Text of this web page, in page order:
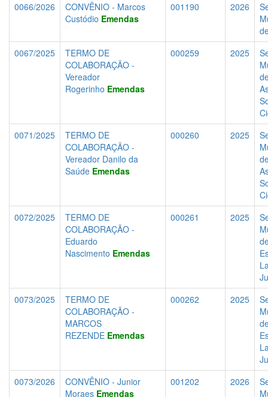
0066/2026
CONVÊNIO - Marcos
Custódio Emendas
001190 2026
0067/2025
TERMO DE
COLABORAÇÃO -
Vereador
Rogerinho Emendas
000259 2025
0071/2025
TERMO DE
COLABORAÇÃO -
Vereador Danilo da
Saúde Emendas
000260 2025
0072/2025
TERMO DE
COLABORAÇÃO -
Eduardo
Nascimento Emendas
000261 2025
0073/2025
TERMO DE
COLABORAÇÃO -
MARCOS
REZENDE Emendas
000262 2025
0073/2026
CONVÊNIO - Junior
Moraes Emendas
001202 2026